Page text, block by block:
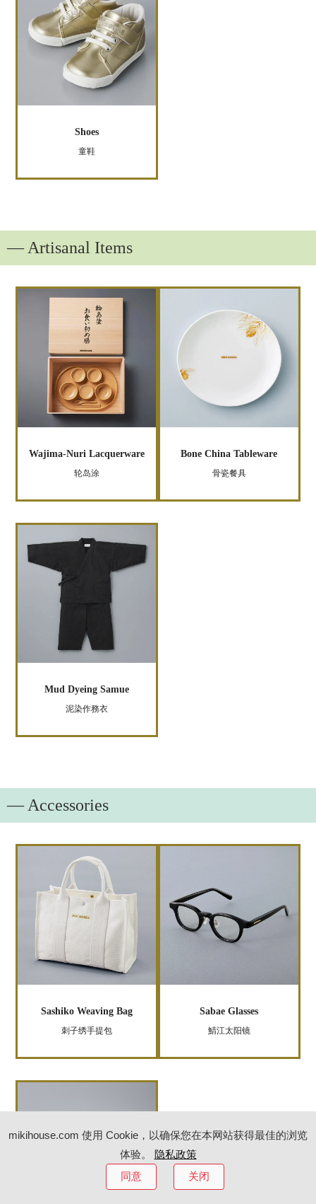
Shoes
童鞋
― Artisanal Items
Wajima-Nuri Lacquerware
轮岛涂
Bone China Tableware
骨瓷餐具
Mud Dyeing Samue
泥染作務衣
― Accessories
Sashiko Weaving Bag
刺子绣手提包
Sabae Glasses
鯖江太阳镜
mikihouse.com 使用 Cookie，以确保您在本网站获得最佳的浏览
体验。 隐私政策
同意
关闭